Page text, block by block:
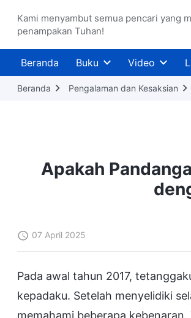
Kami menyambut semua pencari yang
penampakan Tuhan!
Beranda Buku Video
Beranda Pengalaman dan Kesaksian
Apakah
07 April 2025
Pada awal tahun 2017,
kepadaku. Setelah menyelidiki
memahami beberapa